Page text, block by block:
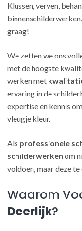
Klussen, verven,
graag!
We zetten we ons
met de hoogste
werken met
ervaring in de
expertise en kennis
vleugje kleur.
Als professionele
schilderwerken om
voldoen, maar deze
Waarom
Deerlijk?